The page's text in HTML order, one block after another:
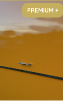
PREMIUM +